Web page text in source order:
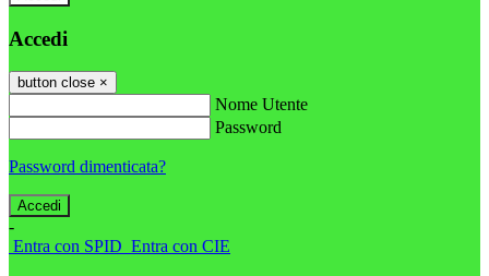
Accedi
button close ×
Nome Utente
Password
Password dimenticata?
-
Entra con SPID Entra con CIE